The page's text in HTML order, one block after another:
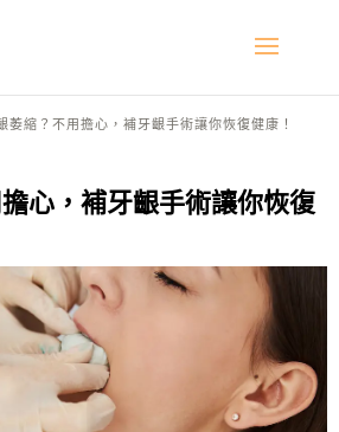
萎縮？不用擔心，補牙齦手術讓你恢復健康！
心，補牙齦手術讓你恢復